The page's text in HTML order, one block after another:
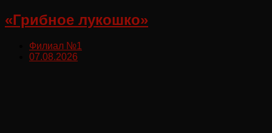
«Грибное лукошко»
Филиал №1
07.08.2026